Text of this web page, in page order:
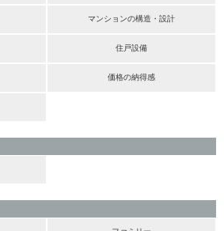
マンションの構造・設計
住戸設備
価格の納得感